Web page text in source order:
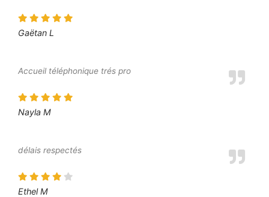
Gaëtan L
Accueil téléphonique trés pro
Nayla M
délais respectés
Ethel M